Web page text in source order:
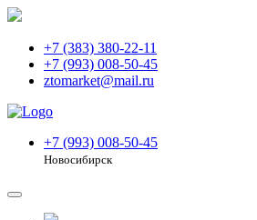
+7 (383) 380-22-11
+7 (993) 008-50-45
ztomarket@mail.ru
+7 (993) 008-50-45
Новосибирск